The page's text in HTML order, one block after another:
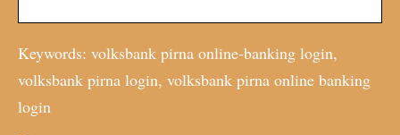
Keywords: volksbank pirna online-banking login,
volksbank pirna login, volksbank pirna online banking
login